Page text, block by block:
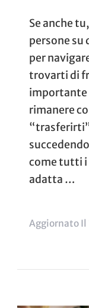
Se anche
persone su
per
trovarti di
importante
rimanere
come tutti i
adatta …
Aggiornato Il